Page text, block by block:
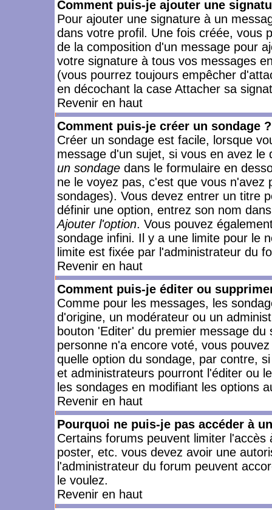
Comment puis-je ajouter une
Pour ajouter une signature à un
dans votre profil. Une fois créée, vous
de la composition d'un message pour
votre signature à tous vos messages
(vous pourrez toujours empêcher
en décochant la case Attacher sa
Revenir en haut
Comment puis-je créer un sondage ?
Créer un sondage est facile, lorsque
message d'un sujet, si vous en avez
un sondage dans le formulaire en
ne le voyez pas, c'est que vous
sondages). Vous devez entrer un titre
définir une option, entrez son nom
Ajouter l'option. Vous pouvez
sondage infini. Il y a une limite pour le
limite est fixée par l'administrateur du
Revenir en haut
Comment puis-je éditer ou
Comme pour les messages, les
d'origine, un modérateur ou un
bouton 'Editer' du premier message
personne n'a encore voté, vous
quelle option du sondage, par contre,
et administrateurs pourront l'éditer ou
les sondages en modifiant les options
Revenir en haut
Pourquoi ne puis-je pas accéder à
Certains forums peuvent limiter
poster, etc. vous devez avoir une
l'administrateur du forum peuvent
le voulez.
Revenir en haut